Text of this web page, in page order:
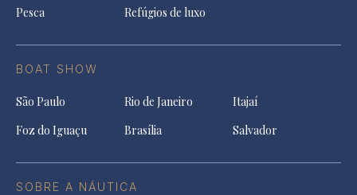
Pesca
Refúgios de luxo
BOAT SHOW
São Paulo Rio de Janeiro
Itajaí
Foz do Iguaçu
Brasília Salvador
SOBRE A NÁUTICA